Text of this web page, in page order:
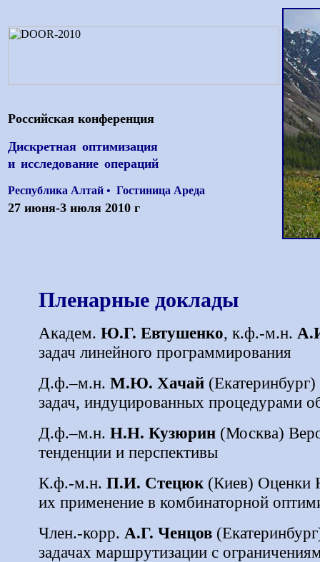
Российская конференция
Дискретная оптимизация
и исследование операций
Республика Алтай • Гостиница Ареда
27 июня-3 июля 2010 г
Пленарные доклады
Академ. Ю.Г. Евтушенко, к.ф.-м.н.
задач линейного программирования
Д.ф.–м.н. М.Ю. Хачай (Екатеринбург)
задач, индуцированных процедурами
Д.ф.–м.н. Н.Н. Кузюрин (Москва)
тенденции и перспективы
К.ф.-м.н. П.И. Стецюк (Киев) Оценки
их применение в комбинаторной
Член.-корр. А.Г. Ченцов
задачах маршрутизации с